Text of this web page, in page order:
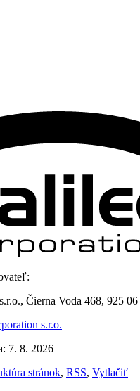
Čierna Voda 468, 925 06
s.r.o.
7. 8. 2026
stránok, RSS, Vytlačiť